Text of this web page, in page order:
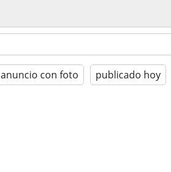
anuncio con foto publicado hoy